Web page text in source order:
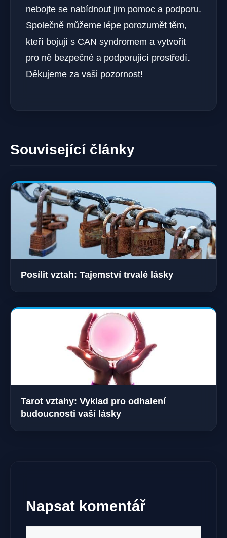
nebojte⁣ se nabídnout jim pomoc‍ a podporu.
⁤Společně můžeme lépe ⁤porozumět těm,
kteří bojují s CAN syndromem a‌ vytvořit​
pro ně bezpečné a podporující prostředí.
‌Děkujeme za vaši pozornost!
Související články
Posílit vztah: Tajemství trvalé lásky
Tarot vztahy: Vyklad pro odhalení
budoucnosti vaší lásky
Napsat komentář